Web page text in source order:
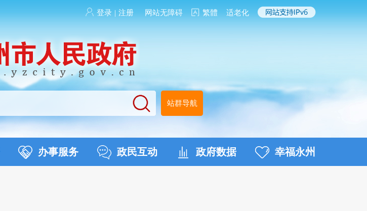
登录 | 注册 网站无障碍 繁體 适老化
站群导航
办事服务 政民互动 政府数据 幸福永州